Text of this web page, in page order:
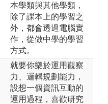
本學類與其他學類，
除了課本上的學習之
外，都會透過電腦實
作，從做中學的學習
方式。
就要你樂於運用觀察
力、邏輯規劃能力，
設想一個資訊互動的
運用過程，喜歡研究